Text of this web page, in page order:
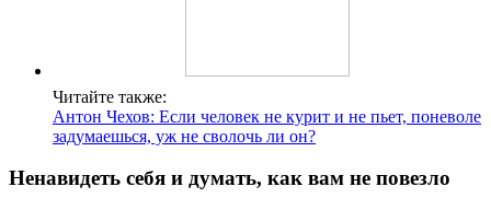
Читайте также:
Антон Чехов: Если человек не курит и не пьет, поневоле
задумаешься, уж не сволочь ли он?
Ненавидеть себя и думать, как вам не повезло